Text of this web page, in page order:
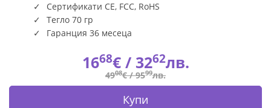
Сертификати CE, FCC, RoHS
Тегло 70 гр
Гаранция 36 месеца
1668€ / 3262лв.
4908€ /9599лв.
Купи